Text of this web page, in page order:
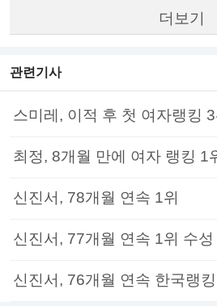
더보기
관련기사
스미레, 이적 후 첫 여자랭킹 3
최정, 8개월 만에 여자 랭킹 1
신진서, 78개월 연속 1위
신진서, 77개월 연속 1위 수성
신진서, 76개월 연속 한국랭킹